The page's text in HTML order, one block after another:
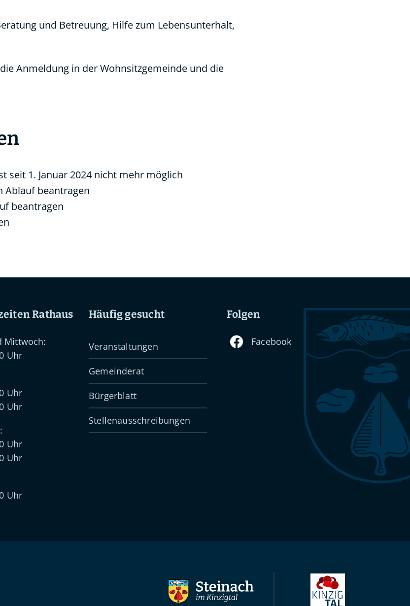
und Betreuung, Hilfe zum Lebensunterhalt,
Anmeldung in der Wohnsitzgemeinde und die
seit 1. Januar 2024 nicht mehr möglich
Ablauf beantragen
beantragen
Rathaus
Mittwoch:
Uhr
Uhr
Uhr
Uhr
Uhr
Uhr
Häufig gesucht
Veranstaltungen
Gemeinderat
Bürgerblatt
Stellenausschreibungen
Folgen